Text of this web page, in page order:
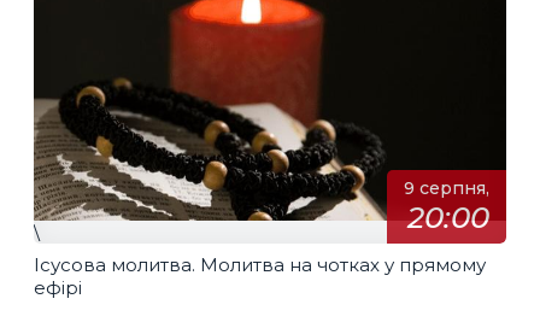
9 серпня,
20:00
\
Ісусова молитва. Молитва на чотках у прямому
ефірі